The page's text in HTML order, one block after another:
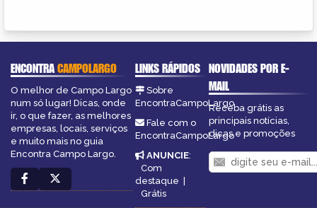
ENCONTRACAMPOLARGO
O melhor de Campo Largo
num só lugar! Dicas, onde
ir, o que fazer, as melhores
empresas, locais, serviços
e muito mais no guia
Encontra Campo Largo.
LINKS RÁPIDOS
Sobre
EncontraCampoLargo
Fale com o
EncontraCampoLargo
ANUNCIE:
Com
destaque |
Grátis
NOVIDADES POR E-
MAIL
Receba grátis as
principais notícias,
dicas e promoções